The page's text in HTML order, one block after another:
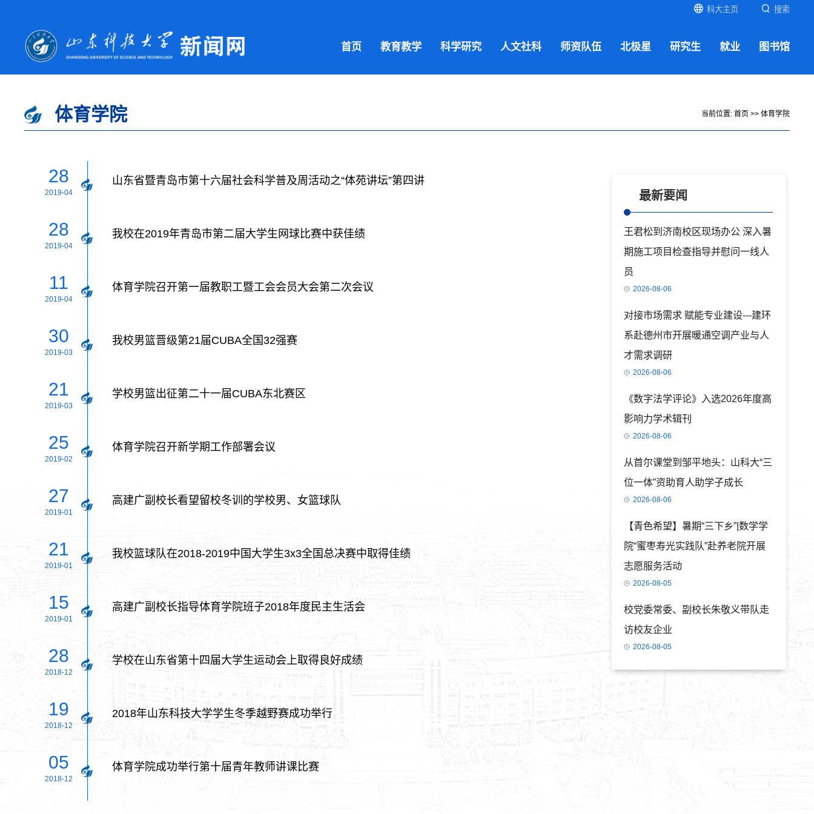
科大主页 搜索
首页 教育教学 科学研究 人文社科 师资队伍 北极星 研究生 就业 图书馆
体育学院 当前位置: 首页 >> 体育学院
28
2019-04
山东省暨青岛市第十六届社会科学普及周活动之“体苑讲坛”第四讲
28
2019-04
我校在2019年青岛市第二届大学生网球比赛中获佳绩
11
2019-04
体育学院召开第一届教职工暨工会会员大会第二次会议
30
2019-03
我校男篮晋级第21届CUBA全国32强赛
21
2019-03
学校男篮出征第二十一届CUBA东北赛区
25
2019-02
体育学院召开新学期工作部署会议
27
2019-01
高建广副校长看望留校冬训的学校男、女篮球队
21
2019-01
我校篮球队在2018-2019中国大学生3x3全国总决赛中取得佳绩
15
2019-01
高建广副校长指导体育学院班子2018年度民主生活会
28
2018-12
学校在山东省第十四届大学生运动会上取得良好成绩
19
2018-12
2018年山东科技大学学生冬季越野赛成功举行
05
2018-12
体育学院成功举行第十届青年教师讲课比赛
最新要闻
王君松到济南校区现场办公 深入暑
期施工项目检查指导并慰问一线人
员
2026-08-06
对接市场需求 赋能专业建设---建环
系赴德州市开展暖通空调产业与人
才需求调研
2026-08-06
《数字法学评论》入选2026年度高
影响力学术辑刊
2026-08-06
从首尔课堂到邹平地头：山科大“三
位一体”资助育人助学子成长
2026-08-06
【青色希望】暑期“三下乡”|数学学
院“蜜枣寿光实践队”赴养老院开展
志愿服务活动
2026-08-05
校党委常委、副校长朱敬义带队走
访校友企业
2026-08-05